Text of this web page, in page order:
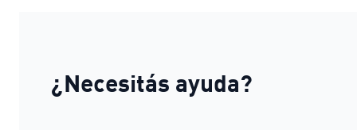
¿Necesitás ayuda?